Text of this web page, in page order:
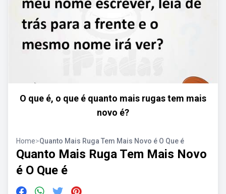
O que é, o que é quanto mais rugas tem mais
novo é?
Home>Quanto Mais Ruga Tem Mais Novo é O Que é
Quanto Mais Ruga Tem Mais Novo
é O Que é